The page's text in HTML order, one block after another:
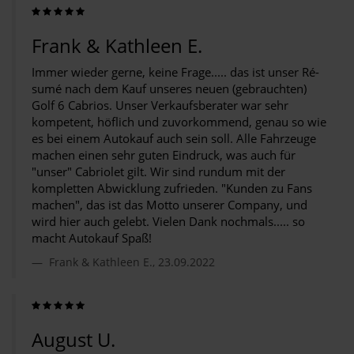
Frank & Kathleen E.
Immer wieder gerne, keine Frage..... das ist unser Ré­
su­mé nach dem Kauf unseres neuen (gebrauchten)
Golf 6 Cabrios. Unser Verkaufsberater war sehr
kompetent, höflich und zuvorkommend, genau so wie
es bei einem Autokauf auch sein soll. Alle Fahrzeuge
machen einen sehr guten Eindruck, was auch für
"unser" Cabriolet gilt. Wir sind rundum mit der
kompletten Abwicklung zufrieden. "Kunden zu Fans
machen", das ist das Motto unserer Company, und
wird hier auch gelebt. Vielen Dank nochmals..... so
macht Autokauf Spaß!
Frank & Kathleen E., 23.09.2022
August U.